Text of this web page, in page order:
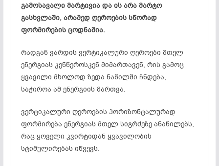
გამოსავალი მარტივია და ის არა მარტო
გასხვლაში, არამედ ღეროების სწორად
ფორმირების ცოდნაშია.
რადგან ვარდის ვერტიკალური ღეროები მთელ
ენერგიას კენწეროსკენ მიმართავენ, რის გამოც
ყვავილი მხოლოდ ზედა ნაწილში ჩნდება,
საჭიროა ამ ენერგიის მართვა.
ვერტიკალური ღეროების ჰორიზონტალურად
ფორმირება ენერგიას მთელ სიგრძეზე ანაწილებს,
რაც ყოველი კვირტიდან ყვავილობის
სტიმულირებას იწვევს.